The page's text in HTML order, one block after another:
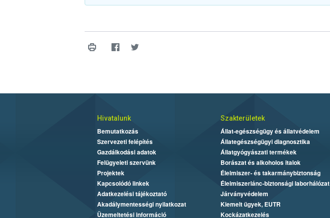
Hivatalunk
Bemutatkozás
Szervezeti felépítés
Gazdálkodási adatok
Felügyeleti szervünk
Projektek
Kapcsolódó linkek
Adatkezelési tájékoztató
Akadálymentességi nyilatkozat
Üzemeltetési információ
Szakterületek
Állat-egészségügy és állatvédelem
Állategészségügyi diagnosztika
Állatgyógyászati termékek
Borászat és alkoholos italok
Élelmiszer- és takarmánybiztonság
Élelmiszerlánc-biztonsági laborhálózat
Járványvédelem
Kiemelt ügyek, EUTR
Kockázatkezelés